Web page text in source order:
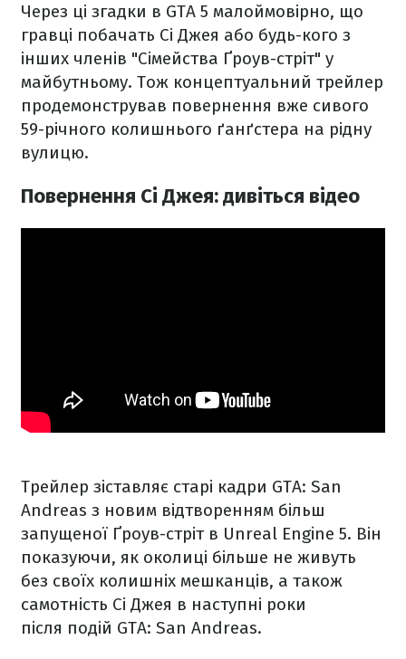
Через ці згадки в GTA 5 малоймовірно, що
гравці побачать Сі Джея або будь-кого з
інших членів "Сімейства Ґроув-стріт" у
майбутньому. Тож концептуальний трейлер
продемонстрував повернення вже сивого
59-річного колишнього ґанґстера на рідну
вулицю.
Повернення Сі Джея: дивіться відео
Трейлер зіставляє старі кадри GTA: San
Andreas з новим відтворенням більш
запущеної Ґроув-стріт в Unreal Engine 5. Він
показуючи, як околиці більше не живуть
без своїх колишніх мешканців, а також
самотність Сі Джея в наступні роки
після подій GTA: San Andreas.